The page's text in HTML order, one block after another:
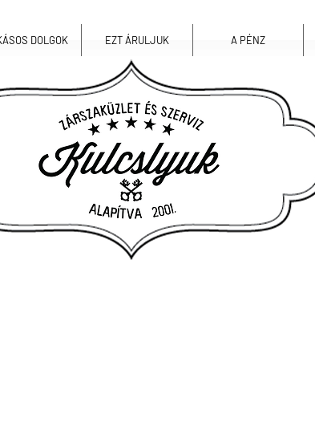
DOLGOK EZT ÁRULJUK A PÉNZ